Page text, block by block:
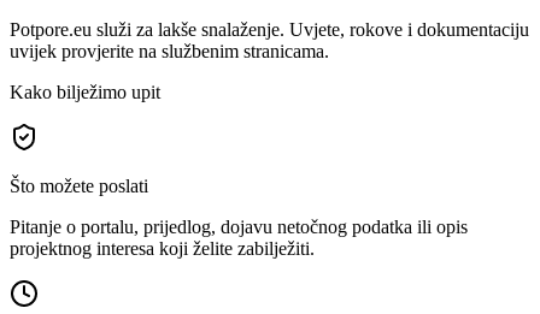
Potpore.eu služi za lakše snalaženje. Uvjete, rokove i dokumentaciju
uvijek provjerite na službenim stranicama.
Kako bilježimo upit
Što možete poslati
Pitanje o portalu, prijedlog, dojavu netočnog podatka ili opis
projektnog interesa koji želite zabilježiti.